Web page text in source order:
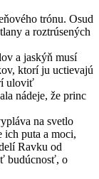
trónu. Osud
a roztrúsených
a jaskýň musí
ktorí ju uctievajú
uloviť
nádeje, že princ
na svetlo
ich puta a moci,
Ravku od
budúcnosť, o